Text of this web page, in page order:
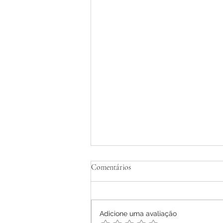
Tratamento Homeopático de
Relato de Caso
Comentários
Adicione uma avaliação